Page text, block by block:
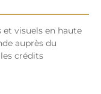
visuels en haute
auprès du
crédits